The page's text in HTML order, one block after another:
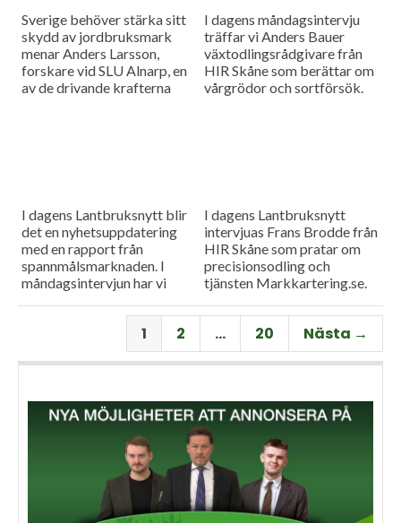
Sverige behöver stärka sitt
skydd av jordbruksmark
menar Anders Larsson,
forskare vid SLU Alnarp, en
av de drivande krafterna
I dagens måndagsintervju
träffar vi Anders Bauer
växtodlingsrådgivare från
HIR Skåne som berättar om
vårgrödor och sortförsök.
I dagens Lantbruksnytt blir
det en nyhetsuppdatering
med en rapport från
spannmålsmarknaden. I
måndagsintervjun har vi
Per Larsson som idag har
rollen som senior advisor på
I dagens Lantbruksnytt
intervjuas Frans Brodde från
HIR Skåne som pratar om
precisionsodling och
tjänsten Markkartering.se.
nyhetsuppdatering med en
rapport från
spannmålsmarknaden.
1 2 … 20 Nästa →